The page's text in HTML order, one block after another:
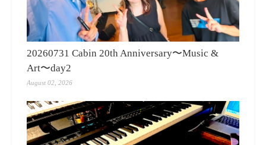
20260731 Cabin 20th Anniversary〜Music &
Art〜day2
August 02, 2026